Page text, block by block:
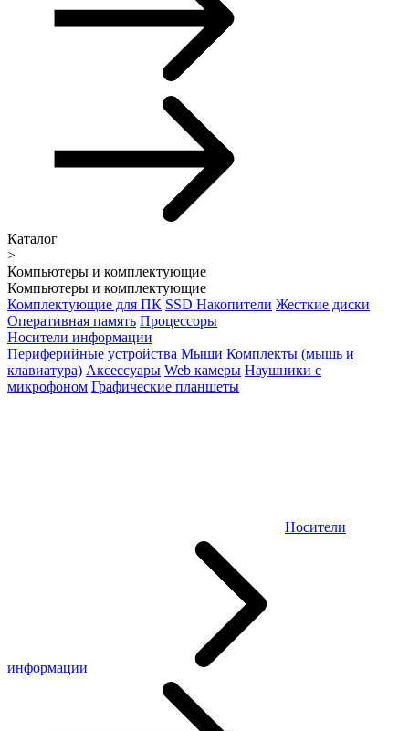
Каталог
>
Компьютеры и комплектующие
Компьютеры и комплектующие
Комплектующие для ПК SSD Накопители Жесткие диски
Оперативная память Процессоры
Носители информации
Периферийные устройства Мыши Комплекты (мышь и
клавиатура) Аксессуары Web камеры Наушники с
микрофоном Графические планшеты
Носители
информации